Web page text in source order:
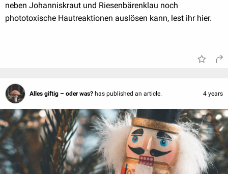
neben Johanniskraut und Riesenbärenklau noch
phototoxische Hautreaktionen auslösen kann, lest ihr hier.
Alles giftig – oder was? has published an article. 4 years